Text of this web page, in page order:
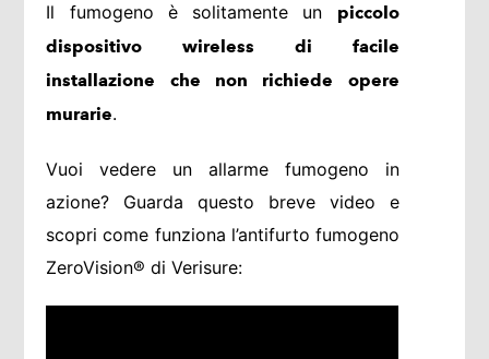
Il fumogeno è solitamente un
piccolo
dispositivo wireless di facile
installazione che non richiede opere
murarie.
Vuoi vedere un allarme fumogeno in
azione? Guarda questo breve video e
scopri come funziona l’antifurto fumogeno
ZeroVision® di Verisure: